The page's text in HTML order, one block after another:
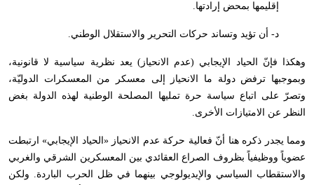
إقليمها بمحض إرادتها.
د- أن تؤيد وتساند حركات التحرير والاستقلال الوطني.
وهكذا فإنّ الحياد الإيجابي (عدم الانحياز) يعد نظرية سياسية لا قانونية،
وبموجبها ترفض دولة ما الانحياز إلى معسكر من المعسكرات الدوليّة،
وتصرّ على اتباع سياسة حرة تمليها المصلحة الوطنية لهذه الدولة بغض
النظر عن الامتيازات الأخرى.
ومما يجدر ذكره هنا أنّ فعالية حركة عدم الانحياز «الحياد الإيجابي» ارتبطت
عضوياً ووظيفياً بظروف الصراع العقائدي بين المعسكرين الشرقي والغربي
والاستقطاب السياسي والإيديولوجي بينهما في ظل الحرب الباردة. ولكن